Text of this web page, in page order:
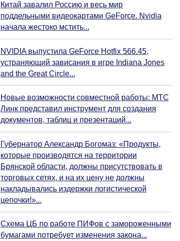
Китай завалил Россию и весь мир
поддельными видеокартами GeForce. Nvidia
начала жестоко мстить...
NVIDIA выпустила GeForce Hotfix 566.45,
устраняющий зависания в игре Indiana Jones
and the Great Circle...
Новые возможности совместной работы: МТС
Линк представил инструмент для создания
документов, таблиц и презентаций...
Губернатор Александр Богомаз: «Продукты,
которые производятся на территории
Брянской области, должны присутствовать в
торговых сетях, и на их цену не должны
накладывались издержки логистической
цепочки!»...
Схема ЦБ по работе ПИФов с замороженными
бумагами потребует изменения закона...